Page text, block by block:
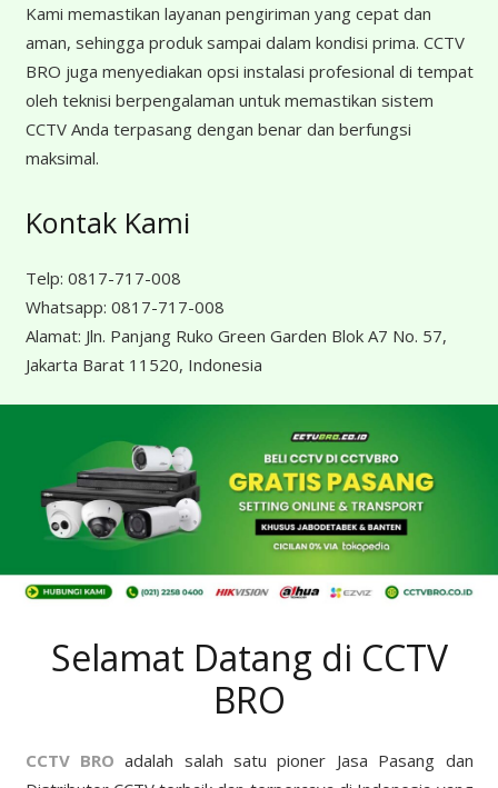
Kami memastikan layanan pengiriman yang cepat dan
aman, sehingga produk sampai dalam kondisi prima. CCTV
BRO juga menyediakan opsi instalasi profesional di tempat
oleh teknisi berpengalaman untuk memastikan sistem
CCTV Anda terpasang dengan benar dan berfungsi
maksimal.
Kontak Kami
Telp: 0817-717-008
Whatsapp: 0817-717-008
Alamat: Jln. Panjang Ruko Green Garden Blok A7 No. 57,
Jakarta Barat 11520, Indonesia
Selamat Datang di CCTV
BRO
CCTV BRO adalah salah satu pioner Jasa Pasang dan